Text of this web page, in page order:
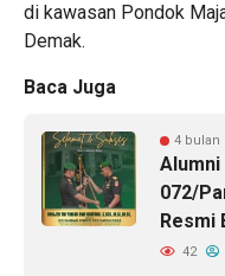
di kawasan Pondok
Demak.
Baca Juga
4 bulan
Alumni
072/
Resmi
42